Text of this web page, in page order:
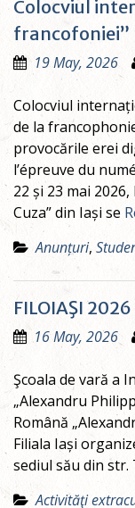
Colocviul
francofoniei”
19 May, 2026
Colocviul
de la
provocările erei
l’épreuve du
22 și 23 mai
Cuza” din Iași se
Anunțuri,
FILOIAŞI 2026
16 May, 2026
Şcoala de vară a
„Alexandru
Română
Filiala Iași
sediul său din str.
Activităţi